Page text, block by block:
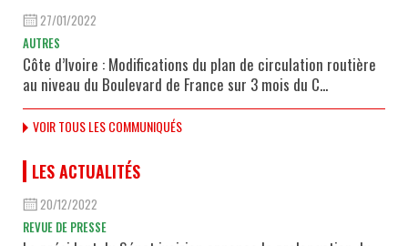
27/01/2022
AUTRES
Côte d’Ivoire : Modifications du plan de circulation routière
au niveau du Boulevard de France sur 3 mois du C...
VOIR TOUS LES COMMUNIQUÉS
LES ACTUALITÉS
20/12/2022
REVUE DE PRESSE